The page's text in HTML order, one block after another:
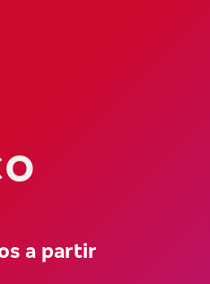
a partir